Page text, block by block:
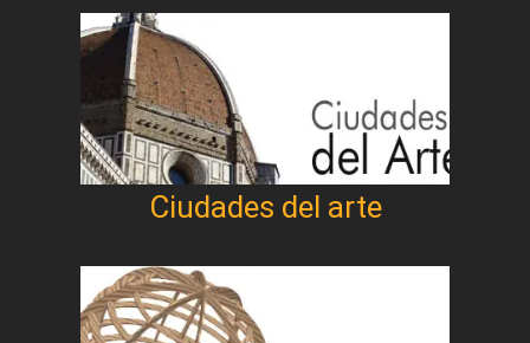
Ciudades del arte